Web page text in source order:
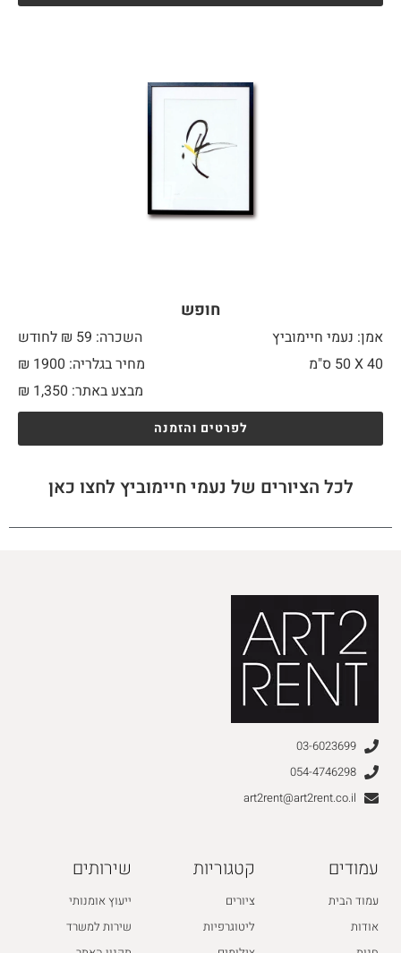
חופש
אמן: נעמי חיימוביץ
השכרה: 59 ₪ לחודש
40 X
מחיר בגלריה: 1900 ₪
מבצע באתר:
₪ 1,350
לפרטים והזמנה
לכל הציורים של נעמי חיימוביץ לחצו כאן
03-6023699
054-4746298
art2rent@art2rent.co.il
עמודים
עמוד הבית
אודות
קטגוריות
ציורים
ליטוגרפיות
שירותים
ייעוץ אומנותי
שירות למשרד